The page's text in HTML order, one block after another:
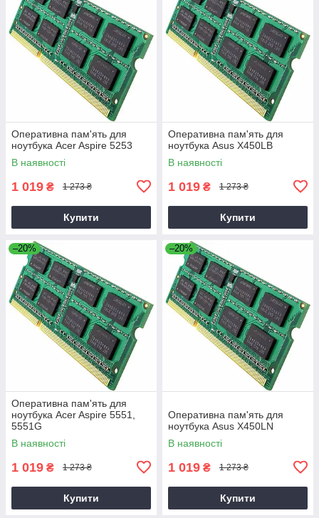
Оперативна пам'ять для
ноутбука Acer Aspire 5253
В наявності
1 019 ₴ 1 273 ₴
Купити
Оперативна пам'ять для
ноутбука Asus X450LB
В наявності
1 019 ₴ 1 273 ₴
Купити
–20%
Оперативна пам'ять для
ноутбука Acer Aspire 5551,
5551G
В наявності
1 019 ₴ 1 273 ₴
Купити
–20%
Оперативна пам'ять для
ноутбука Asus X450LN
В наявності
1 019 ₴ 1 273 ₴
Купити